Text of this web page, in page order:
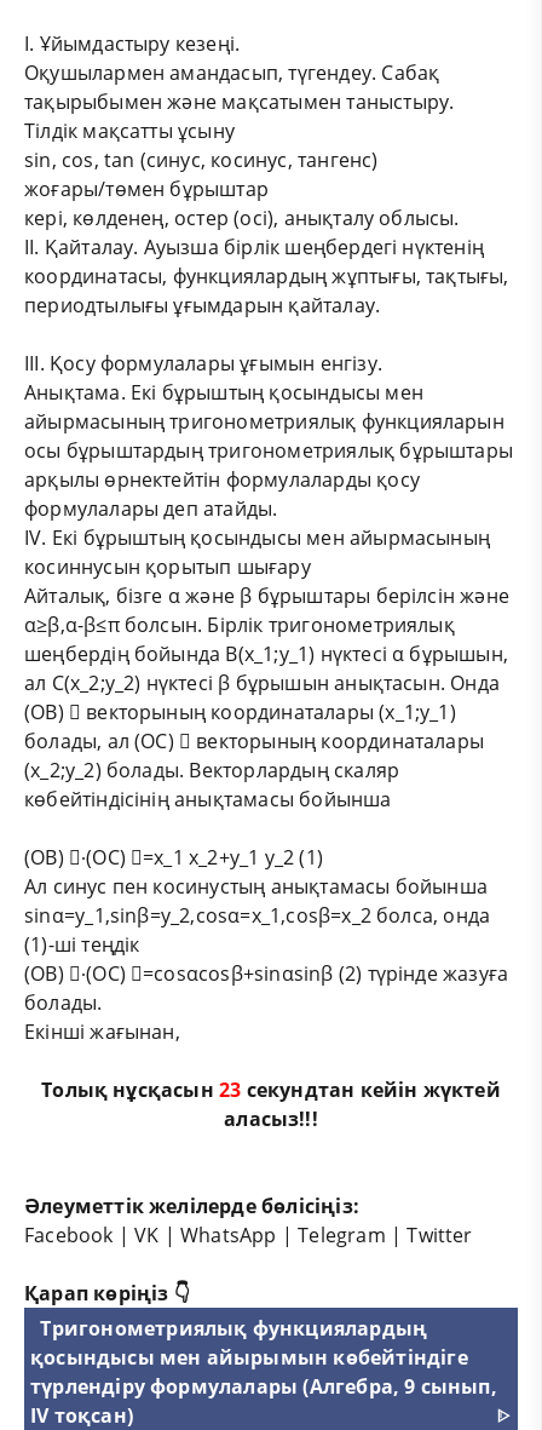
І. Ұйымдастыру кезеңі.
Оқушылармен амандасып, түгендеу. Сабақ
тақырыбымен және мақсатымен таныстыру.
Тілдік мақсатты ұсыну
sin, cos, tan (синус, косинус, тангенс)
жоғары/төмен бұрыштар
кері, көлденең, остер (осі), анықталу облысы.
II. Қайталау. Ауызша бірлік шеңбердегі нүктенің
координатасы, функциялардың жұптығы, тақтығы,
периодтылығы ұғымдарын қайталау.
ІІІ. Қосу формулалары ұғымын енгізу.
Анықтама. Екі бұрыштың қосындысы мен
айырмасының тригонометриялық функцияларын
осы бұрыштардың тригонометриялық бұрыштары
арқылы өрнектейтін формулаларды қосу
формулалары деп атайды.
IV. Екі бұрыштың қосындысы мен айырмасының
косиннусын қорытып шығару
Айталық, бізге α және β бұрыштары берілсін және
α≥β,α-β≤π болсын. Бірлік тригонометриялық
шеңбердің бойында В(x_1;y_1) нүктесі α бұрышын,
ал С(x_2;y_2) нүктесі β бұрышын анықтасын. Онда
(ОВ) ⃗ векторының координаталары (x_1;y_1)
болады, ал (ОС) ⃗ векторының координаталары
(x_2;y_2) болады. Векторлардың скаляр
көбейтіндісінің анықтамасы бойынша
(ОВ) ⃗∙(ОС) ⃗=x_1 x_2+y_1 y_2 (1)
Ал синус пен косинустың анықтамасы бойынша
sin⁡α=y_1,sinβ=y_2,cosα=x_1,cosβ=x_2 болса, онда
(1)-ші теңдік
(ОВ) ⃗∙(ОС) ⃗=cosαcosβ+sinαsinβ (2) түрінде жазуға
болады.
Екінші жағынан,
Толық нұсқасын23 секундтан кейін жүктей
аласыз!!!
Әлеуметтік желілерде бөлісіңіз:
Facebook |VK |WhatsApp |Telegram |Twitter
Қарап көріңіз 👇
Тригонометриялық функциялардың
қосындысы мен айырымын көбейтіндіге
түрлендіру формулалары (Алгебра, 9 сынып,
IV тоқсан)
ᐈ